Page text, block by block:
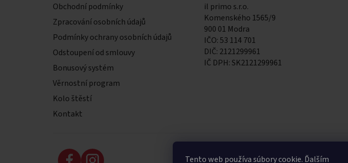
Tento web používa súbory cookie. Ďalším
Obchodní podmínky
Zpracování osobních údajů
Podmínky ochrany osobních údajů
Odstoupení od smlouvy
Bonusový systém
Věrnostní program
Kolo štěstí
Kontakt
il primo s.r.o.
Komenského 1565/9
900 01 Modra
IČO: 53 114 701
DIČ: 2121299961
IČ DPH: SK2121299961